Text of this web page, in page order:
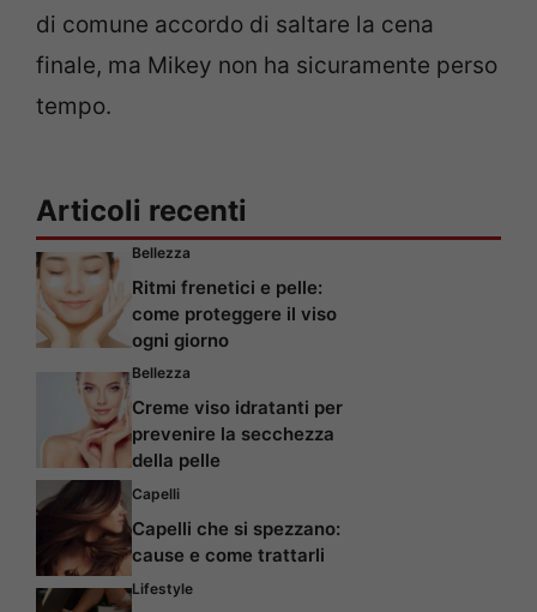
di comune accordo di saltare la cena
finale, ma Mikey non ha sicuramente perso
tempo.
Articoli recenti
Bellezza
Ritmi frenetici e pelle:
come proteggere il viso
ogni giorno
Bellezza
Creme viso idratanti per
prevenire la secchezza
della pelle
Capelli
Capelli che si spezzano:
cause e come trattarli
Lifestyle